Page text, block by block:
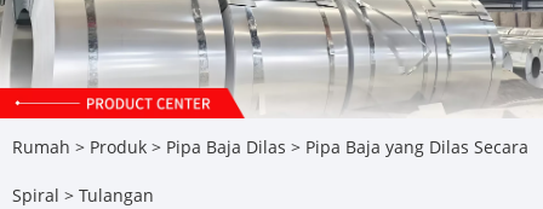
Rumah > Produk > Pipa Baja Dilas > Pipa Baja yang Dilas Secara
Spiral > Tulangan